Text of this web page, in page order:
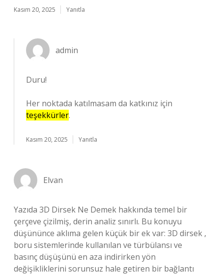
Kasım 20, 2025 Yanıtla
admin
Duru!
Her noktada katılmasam da katkınız için
teşekkürler.
Kasım 20, 2025 Yanıtla
Elvan
Yazıda 3D Dirsek Ne Demek hakkında temel bir
çerçeve çizilmiş, derin analiz sınırlı. Bu konuyu
düşününce aklıma gelen küçük bir ek var: 3D dirsek ,
boru sistemlerinde kullanılan ve türbülansı ve
basınç düşüşünü en aza indirirken yön
değişikliklerini sorunsuz hale getiren bir bağlantı